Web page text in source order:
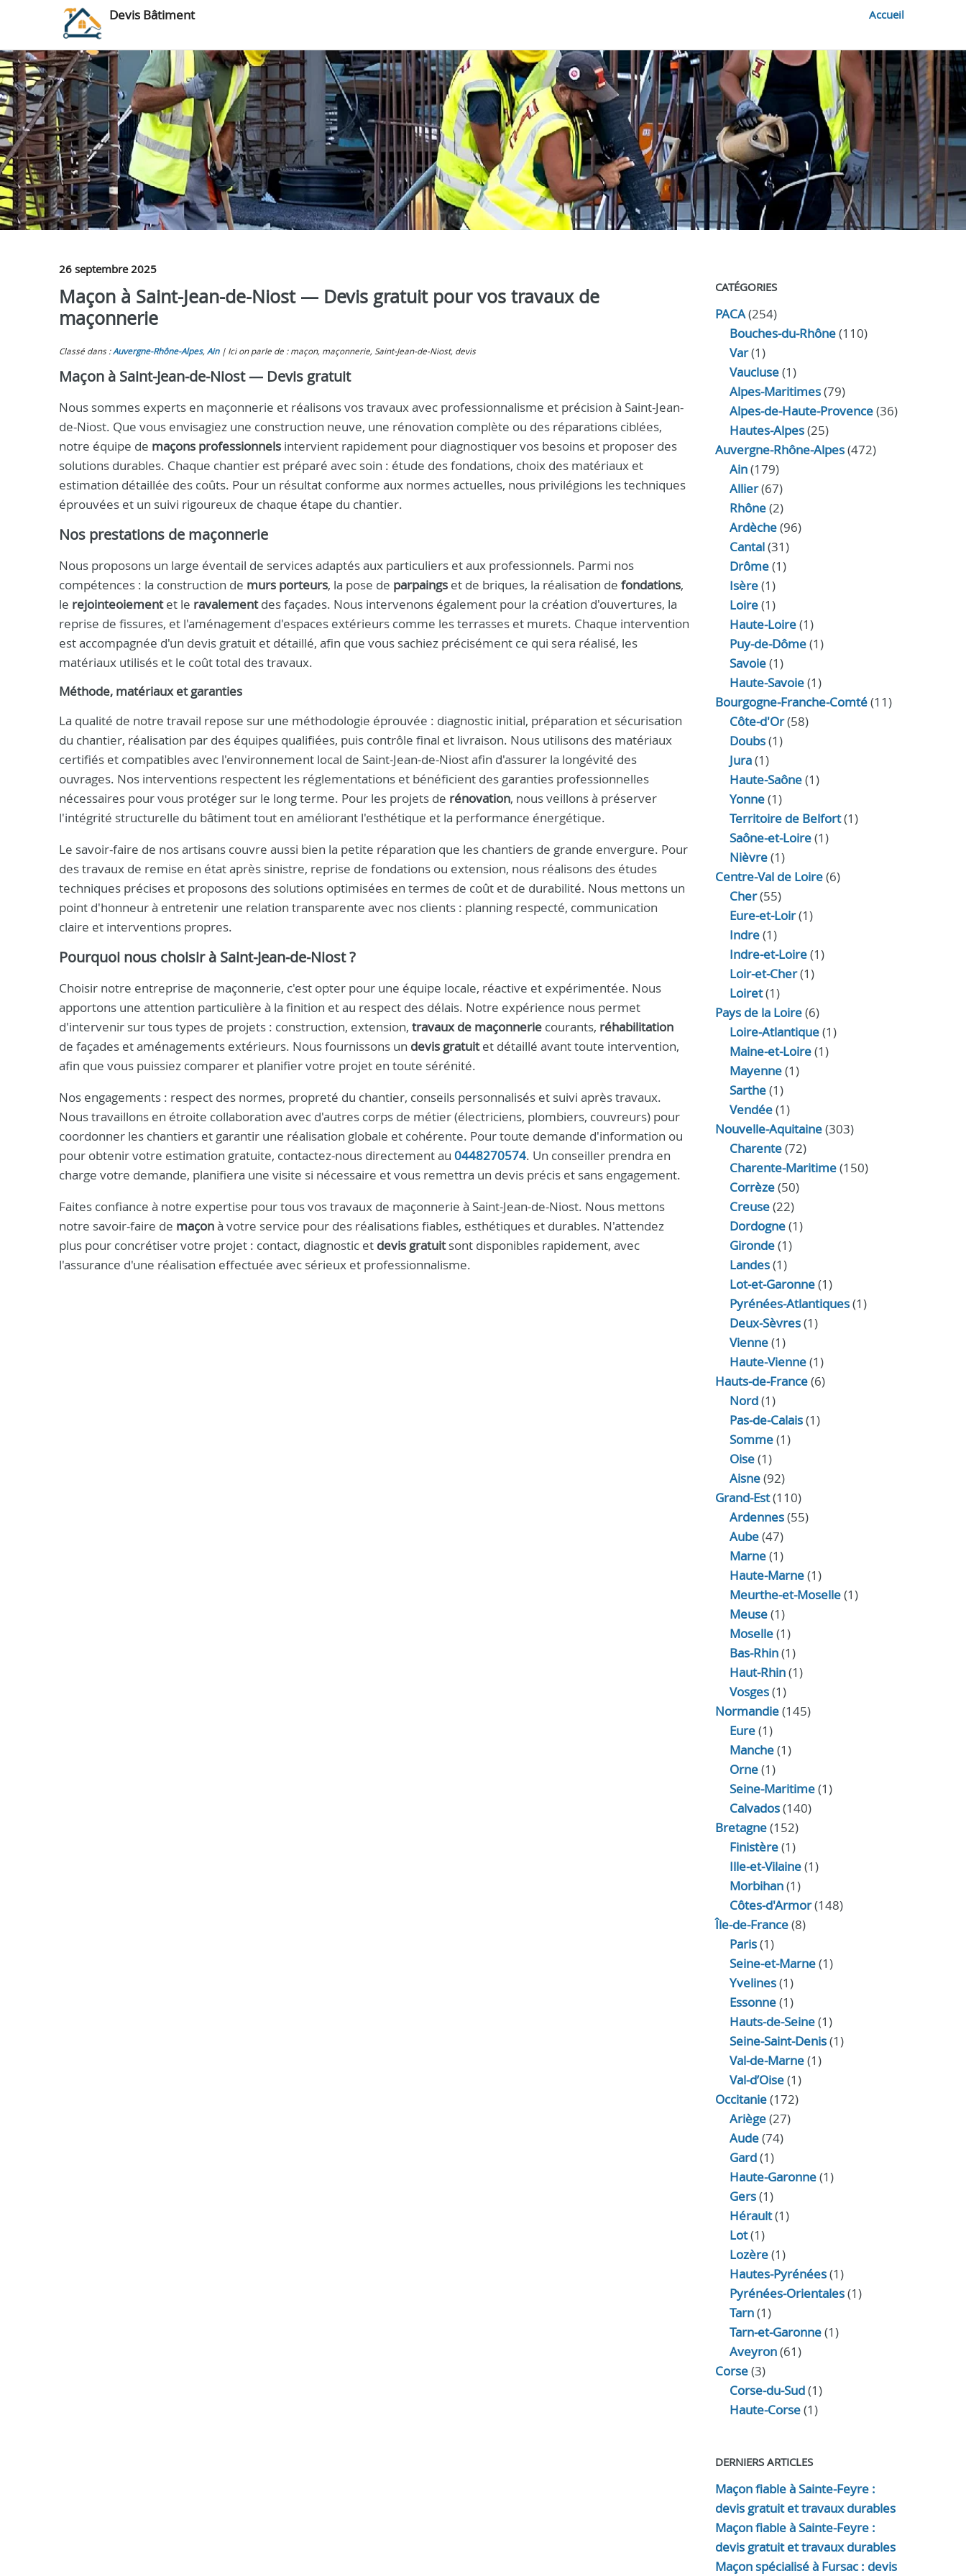
Devis Bâtiment Accueil
26 septembre 2025
Maçon à Saint-Jean-de-Niost — Devis gratuit pour vos travaux de
maçonnerie
Classé dans :Auvergne-Rhône-Alpes, Ain Ici on parle de : maçon, maçonnerie, Saint-Jean-de-Niost, devis
Maçon à Saint-Jean-de-Niost — Devis gratuit
Nous sommes experts en maçonnerie et réalisons vos travaux avec professionnalisme et précision à Saint-Jean-
de-Niost. Que vous envisagiez une construction neuve, une rénovation complète ou des réparations ciblées,
notre équipe de maçons professionnels intervient rapidement pour diagnostiquer vos besoins et proposer des
solutions durables. Chaque chantier est préparé avec soin : étude des fondations, choix des matériaux et
estimation détaillée des coûts. Pour un résultat conforme aux normes actuelles, nous privilégions les techniques
éprouvées et un suivi rigoureux de chaque étape du chantier.
Nos prestations de maçonnerie
Nous proposons un large éventail de services adaptés aux particuliers et aux professionnels. Parmi nos
compétences : la construction de murs porteurs, la pose de parpaings et de briques, la réalisation de fondations,
le rejointeoiementet le ravalementdes façades. Nous intervenons également pour la création d'ouvertures, la
reprise de fissures, et l'aménagement d'espaces extérieurs comme les terrasses et murets. Chaque intervention
est accompagnée d'un devis gratuit et détaillé, afin que vous sachiez précisément ce qui sera réalisé, les
matériaux utilisés et le coût total des travaux.
Méthode, matériaux et garanties
La qualité de notre travail repose sur une méthodologie éprouvée : diagnostic initial, préparation et sécurisation
du chantier, réalisation par des équipes qualifiées, puis contrôle final et livraison. Nous utilisons des matériaux
certifiés et compatibles avec l'environnement local de Saint-Jean-de-Niost afin d'assurer la longévité des
ouvrages. Nos interventions respectent les réglementations et bénéficient des garanties professionnelles
nécessaires pour vous protéger sur le long terme. Pour les projets de rénovation, nous veillons à préserver
l'intégrité structurelle du bâtiment tout en améliorant l'esthétique et la performance énergétique.
Le savoir-faire de nos artisans couvre aussi bien la petite réparation que les chantiers de grande envergure. Pour
des travaux de remise en état après sinistre, reprise de fondations ou extension, nous réalisons des études
techniques précises et proposons des solutions optimisées en termes de coût et de durabilité. Nous mettons un
point d'honneur à entretenir une relation transparente avec nos clients : planning respecté, communication
claire et interventions propres.
Pourquoi nous choisir à Saint-Jean-de-Niost ?
Choisir notre entreprise de maçonnerie, c'est opter pour une équipe locale, réactive et expérimentée. Nous
apportons une attention particulière à la finition et au respect des délais. Notre expérience nous permet
d'intervenir sur tous types de projets : construction, extension, travaux de maçonnerie courants, réhabilitation
de façades et aménagements extérieurs. Nous fournissons un devis gratuitet détaillé avant toute intervention,
afin que vous puissiez comparer et planifier votre projet en toute sérénité.
Nos engagements : respect des normes, propreté du chantier, conseils personnalisés et suivi après travaux.
Nous travaillons en étroite collaboration avec d'autres corps de métier (électriciens, plombiers, couvreurs) pour
coordonner les chantiers et garantir une réalisation globale et cohérente. Pour toute demande d'information ou
pour obtenir votre estimation gratuite, contactez-nous directement au 0448270574. Un conseiller prendra en
charge votre demande, planifiera une visite si nécessaire et vous remettra un devis précis et sans engagement.
Faites confiance à notre expertise pour tous vos travaux de maçonnerie à Saint-Jean-de-Niost. Nous mettons
notre savoir-faire de maçonà votre service pour des réalisations fiables, esthétiques et durables. N'attendez
plus pour concrétiser votre projet : contact, diagnostic et devis gratuitsont disponibles rapidement, avec
l'assurance d'une réalisation effectuée avec sérieux et professionnalisme.
CATÉGORIES
PACA(254)
Bouches-du-Rhône(110)
Var(1)
Vaucluse(1)
Alpes-Maritimes(79)
Alpes-de-Haute-Provence(36)
Hautes-Alpes(25)
Auvergne-Rhône-Alpes(472)
Ain(179)
Allier(67)
Rhône(2)
Ardèche(96)
Cantal(31)
Drôme(1)
Isère(1)
Loire(1)
Haute-Loire(1)
Puy-de-Dôme(1)
Savoie(1)
Haute-Savoie(1)
Bourgogne-Franche-Comté(11)
Côte-d'Or(58)
Doubs(1)
Jura(1)
Haute‑Saône(1)
Yonne(1)
Territoire de Belfort(1)
Saône-et-Loire(1)
Nièvre(1)
Centre-Val de Loire(6)
Cher(55)
Eure‑et‑Loir(1)
Indre(1)
Indre‑et‑Loire(1)
Loir‑et‑Cher(1)
Loiret(1)
Pays de la Loire(6)
Loire-Atlantique(1)
Maine-et-Loire(1)
Mayenne(1)
Sarthe(1)
Vendée(1)
Nouvelle-Aquitaine(303)
Charente(72)
Charente-Maritime(150)
Corrèze(50)
Creuse(22)
Dordogne(1)
Gironde(1)
Landes(1)
Lot-et-Garonne(1)
Pyrénées-Atlantiques(1)
Deux-Sèvres(1)
Vienne(1)
Haute-Vienne(1)
Hauts-de-France(6)
Nord(1)
Pas-de-Calais(1)
Somme(1)
Oise(1)
Aisne(92)
Grand-Est(110)
Ardennes(55)
Aube(47)
Marne(1)
Haute-Marne(1)
Meurthe-et-Moselle(1)
Meuse(1)
Moselle(1)
Bas-Rhin(1)
Haut-Rhin(1)
Vosges(1)
Normandie(145)
Eure(1)
Manche(1)
Orne(1)
Seine-Maritime(1)
Calvados(140)
Bretagne(152)
Finistère(1)
Ille-et-Vilaine(1)
Morbihan(1)
Côtes-d'Armor(148)
Île-de-France(8)
Paris(1)
Seine-et-Marne(1)
Yvelines(1)
Essonne(1)
Hauts-de-Seine(1)
Seine-Saint-Denis(1)
Val-de-Marne(1)
Val-d’Oise(1)
Occitanie(172)
Ariège(27)
Aude(74)
Gard(1)
Haute-Garonne(1)
Gers(1)
Hérault(1)
Lot(1)
Lozère(1)
Hautes-Pyrénées(1)
Pyrénées-Orientales(1)
Tarn(1)
Tarn-et-Garonne(1)
Aveyron(61)
Corse(3)
Corse-du-Sud(1)
Haute-Corse(1)
DERNIERS ARTICLES
Maçon fiable à Sainte-Feyre :
devis gratuit et travaux durables
Maçon fiable à Sainte-Feyre :
devis gratuit et travaux durables
Maçon spécialisé à Fursac : devis